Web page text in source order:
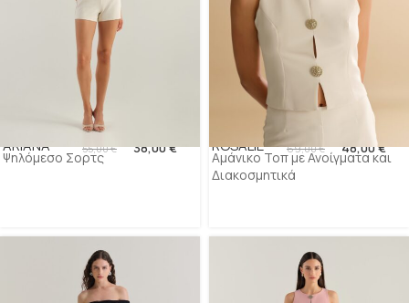
ARIANA 55,00€ 38,00€
Ψηλόμεσο Σορτς
ROSALIE 69,00€ 48,00€
Αμάνικο Τοπ με Ανοίγματα και
Διακοσμητικά